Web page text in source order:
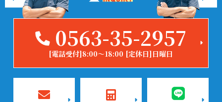
0563-35-2957
[電話受付]8:00～18:00 [定休日]日曜日